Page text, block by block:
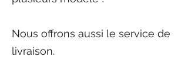
Nous offrons aussi le service de
livraison.